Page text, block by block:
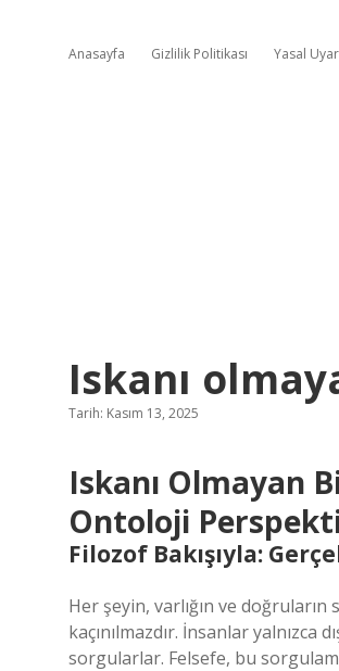
Anasayfa Gizlilik Politikası Yasal
Iskanı
Tarih: Kasım 13, 2025
Iskanı Olmayan
Ontoloji
Filozof Bakışıyla:
Her şeyin, varlığın ve
kaçınılmazdır. İnsanlar yalnızca
sorgularlar. Felsefe, bu